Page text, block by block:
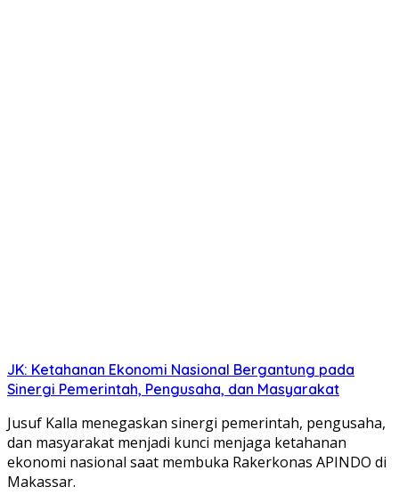
JK: Ketahanan Ekonomi Nasional Bergantung pada
Sinergi Pemerintah, Pengusaha, dan Masyarakat
Jusuf Kalla menegaskan sinergi pemerintah, pengusaha,
dan masyarakat menjadi kunci menjaga ketahanan
ekonomi nasional saat membuka Rakerkonas APINDO di
Makassar.